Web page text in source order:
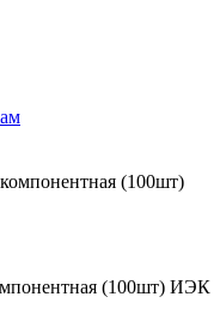
(100шт)
(100шт) ИЭК